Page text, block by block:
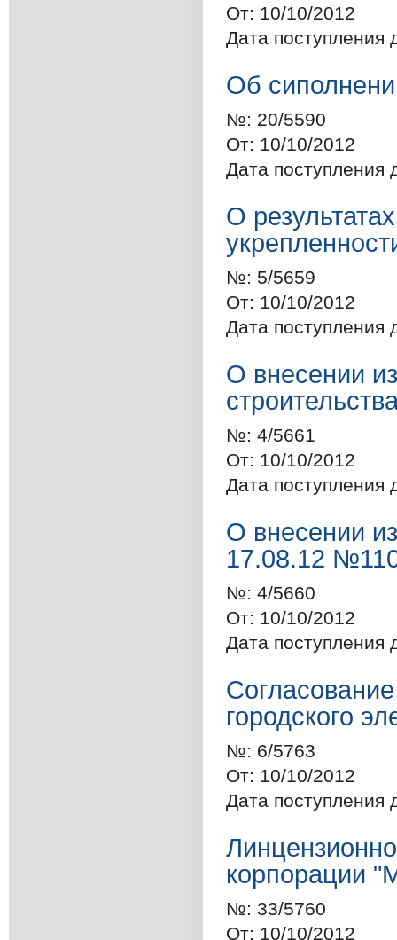
От: 10/10/2012
Дата поступления
Об
№: 20/5590
От: 10/10/2012
Дата поступления
О
№: 5/5659
От: 10/10/2012
Дата поступления
О внесении
№: 4/5661
От: 10/10/2012
Дата поступления
О внесении
17.08.12
№: 4/5660
От: 10/10/2012
Дата поступления
городского
№: 6/5763
От: 10/10/2012
Дата поступления
корпорации
№: 33/5760
От: 10/10/2012